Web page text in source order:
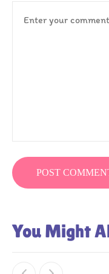
You Might